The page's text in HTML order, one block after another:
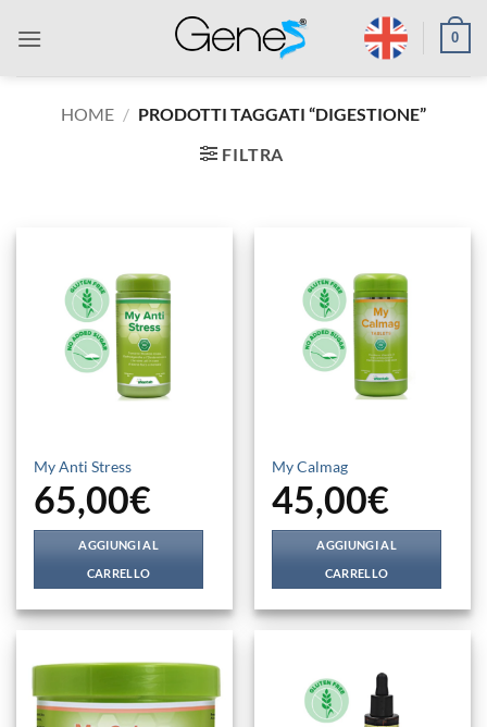
0
HOME / PRODOTTI TAGGATI “DIGESTIONE”
FILTRA
My Anti Stress
65,00€
AGGIUNGI AL
CARRELLO
My Calmag
45,00€
AGGIUNGI AL
CARRELLO